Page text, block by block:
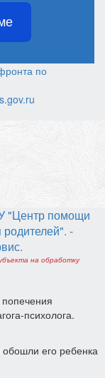
"Центр помощи
. -
.
на обработку
психолога.
его ребенка